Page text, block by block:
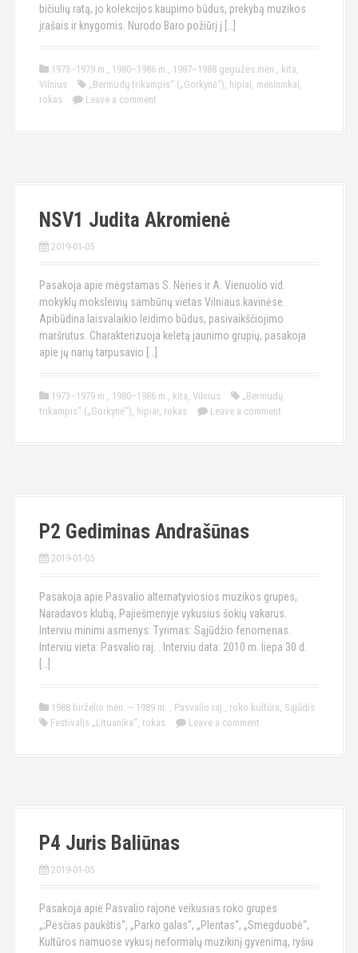
bičiulių ratą, jo kolekcijos kaupimo būdus, prekybą muzikos
įrašais ir knygomis. Nurodo Baro požiūrį į […]
1973–1979 m., 1980–1986 m., 1987–1988 gegužės mėn., kita,
Vilnius
„Bermudų trikampis“ („Gorkynė“), hipiai, menininkai,
rokas
Leave a comment
NSV1 Judita Akromienė
2019-01-05
Pasakoja apie mėgstamas S. Nėries ir A. Vienuolio vid.
mokyklų moksleivių sambūrių vietas Vilniaus kavinėse.
Apibūdina laisvalaikio leidimo būdus, pasivaikščiojimo
maršrutus. Charakterizuoja keletą jaunimo grupių, pasakoja
apie jų narių tarpusavio […]
1973–1979 m., 1980–1986 m., kita, Vilnius
„Bermudų
trikampis“ („Gorkynė“), hipiai, rokas Leave a comment
P2 Gediminas Andrašūnas
2019-01-05
Pasakoja apie Pasvalio alternatyviosios muzikos grupes,
Naradavos klubą, Pajiešmenyje vykusius šokių vakarus.
Interviu minimi asmenys: Tyrimas: Sąjūdžio fenomenas.
Interviu vieta: Pasvalio raj. . Interviu data: 2010 m. liepa 30 d.
1988 birželio mėn. – 1989 m. , Pasvalio raj., roko kultūra, Sąjūdis
Festivalis „Lituanika“, rokas Leave a comment
P4 Juris Baliūnas
2019-01-05
Pasakoja apie Pasvalio rajone veikusias roko grupes
„;Pėsčias paukštis“, „Parko galas“, „Plentas“, „Smegduobė“,
Kultūros namuose vykusį neformalų muzikinį gyvenimą, ryšiu